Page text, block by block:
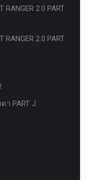
2.0 PART
2.0 PART
า PART J